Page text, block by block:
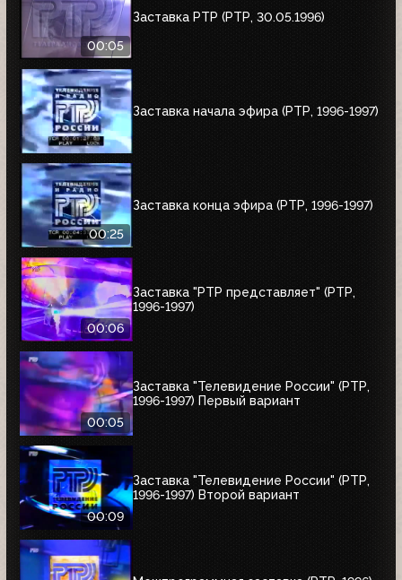
00:05
Заставка РТР (РТР, 30.05.1996)
Заставка начала эфира (РТР, 1996-1997)
00:25
Заставка конца эфира (РТР, 1996-1997)
00:06
Заставка "РТР представляет" (РТР,
1996-1997)
00:05
Заставка "Телевидение России" (РТР,
1996-1997) Первый вариант
00:09
Заставка "Телевидение России" (РТР,
1996-1997) Второй вариант